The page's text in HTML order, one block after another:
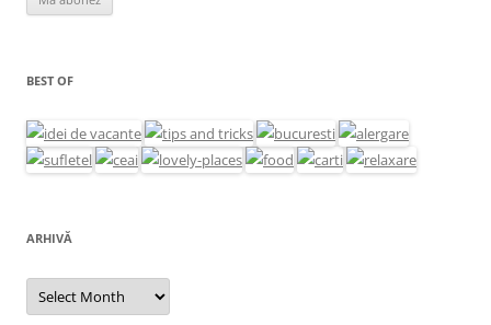
BEST OF
ARHIVĂ
Arhivă